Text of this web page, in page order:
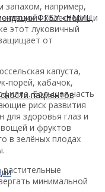
ФГБУ «НМИЦ
пациентов
запахом, например,
холестерин и
этот луковичный
от
капуста,
порей, кабачок,
Большая часть
риск развития
для здоровья глаз и
и фруктов
в зелёных плодах
минимальной